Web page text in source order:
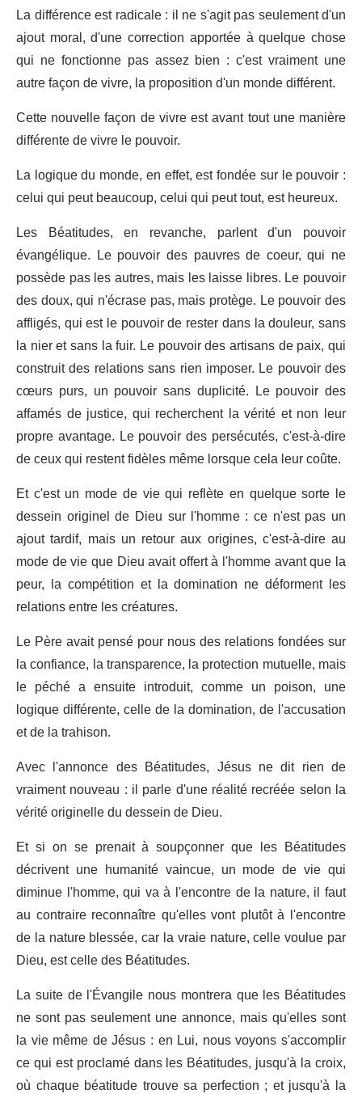
La différence est radicale : il ne s'agit pas seulement d'un
ajout moral, d'une correction apportée à quelque chose
qui ne fonctionne pas assez bien : c'est vraiment une
autre façon de vivre, la proposition d'un monde différent.
Cette nouvelle façon de vivre est avant tout une manière
différente de vivre le pouvoir.
La logique du monde, en effet, est fondée sur le pouvoir :
celui qui peut beaucoup, celui qui peut tout, est heureux.
Les Béatitudes, en revanche, parlent d'un pouvoir
évangélique. Le pouvoir des pauvres de coeur, qui ne
possède pas les autres, mais les laisse libres. Le pouvoir
des doux, qui n'écrase pas, mais protège. Le pouvoir des
affligés, qui est le pouvoir de rester dans la douleur, sans
la nier et sans la fuir. Le pouvoir des artisans de paix, qui
construit des relations sans rien imposer. Le pouvoir des
cœurs purs, un pouvoir sans duplicité. Le pouvoir des
affamés de justice, qui recherchent la vérité et non leur
propre avantage. Le pouvoir des persécutés, c'est-à-dire
de ceux qui restent fidèles même lorsque cela leur coûte.
Et c'est un mode de vie qui reflète en quelque sorte le
dessein originel de Dieu sur l'homme : ce n'est pas un
ajout tardif, mais un retour aux origines, c'est-à-dire au
mode de vie que Dieu avait offert à l'homme avant que la
peur, la compétition et la domination ne déforment les
relations entre les créatures.
Le Père avait pensé pour nous des relations fondées sur
la confiance, la transparence, la protection mutuelle, mais
le péché a ensuite introduit, comme un poison, une
logique différente, celle de la domination, de l'accusation
et de la trahison.
Avec l'annonce des Béatitudes, Jésus ne dit rien de
vraiment nouveau : il parle d'une réalité recréée selon la
vérité originelle du dessein de Dieu.
Et si on se prenait à soupçonner que les Béatitudes
décrivent une humanité vaincue, un mode de vie qui
diminue l'homme, qui va à l'encontre de la nature, il faut
au contraire reconnaître qu'elles vont plutôt à l'encontre
de la nature blessée, car la vraie nature, celle voulue par
Dieu, est celle des Béatitudes.
La suite de l'Évangile nous montrera que les Béatitudes
ne sont pas seulement une annonce, mais qu'elles sont
la vie même de Jésus : en Lui, nous voyons s'accomplir
ce qui est proclamé dans les Béatitudes, jusqu'à la croix,
où chaque béatitude trouve sa perfection ; et jusqu'à la